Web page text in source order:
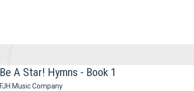
Be A Star! Hymns - Book 1
FJH Music Company